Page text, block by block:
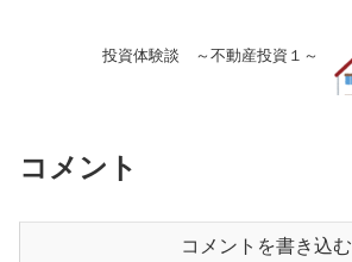
投資体験談 ～不動産投資１～
コメント
コメントを書き込む